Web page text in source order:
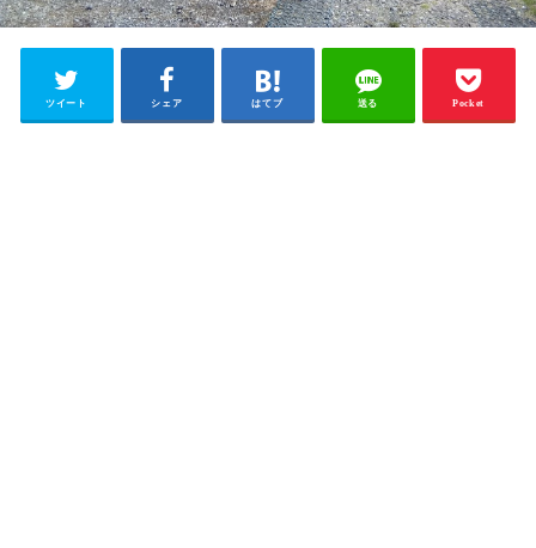
ツイート シェア はてブ 送る Pocket